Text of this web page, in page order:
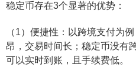
稳定币存在3个显著的优势：
（1）便捷性：以跨境支付为
昂，交易时间长；稳定币没有
可以实时到账，且手续费低。